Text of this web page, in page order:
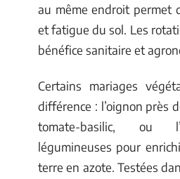
au même endroit permet
et fatigue du sol. Les
bénéfice sanitaire et
Certains mariages
différence : l’oignon près
tomate-basilic, ou
légumineuses pour
terre en azote. Testées